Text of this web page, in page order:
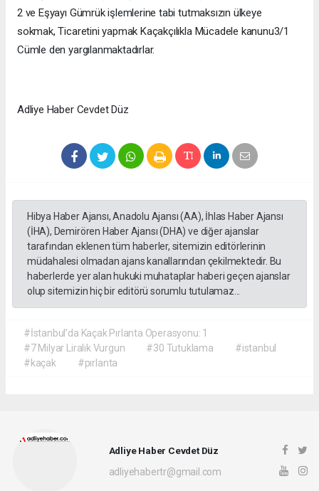
2 ve Eşyayı Gümrük işlemlerine tabi tutmaksızın ülkeye
sokmak, Ticaretini yapmak Kaçakçılıkla Mücadele kanunu3/1
Cümle den yargılanmaktadırlar.
Adliye Haber Cevdet Düz
Hibya Haber Ajansı, Anadolu Ajansı (AA), İhlas Haber Ajansı
(İHA), Demirören Haber Ajansı (DHA) ve diğer ajanslar
tarafından eklenen tüm haberler, sitemizin editörlerinin
müdahalesi olmadan ajans kanallarından çekilmektedir. Bu
haberlerde yer alan hukuki muhataplar haberi geçen ajanslar
olup sitemizin hiç bir editörü sorumlu tutulamaz...
#İstanbul’da Kaçak Pırlanta Operasyonu: 1
#7 Milyar Liralık Vurgun
#30 Tutuklama
#istanbul
#kaçak
#pırlanta
Adliye Haber Cevdet Düz
adliyehabertr@gmail.com